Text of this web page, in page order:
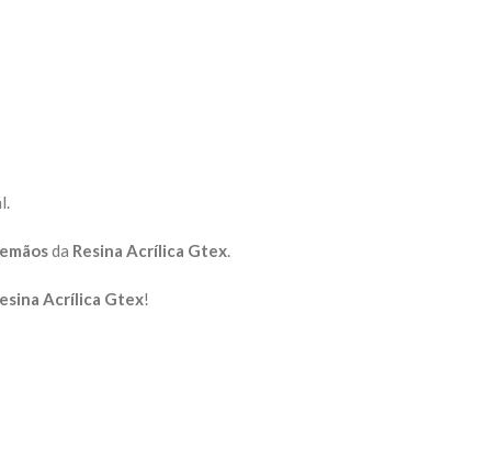
da Resina Acrílica Gtex.
Acrílica Gtex!